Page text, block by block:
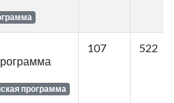
программа
107 522